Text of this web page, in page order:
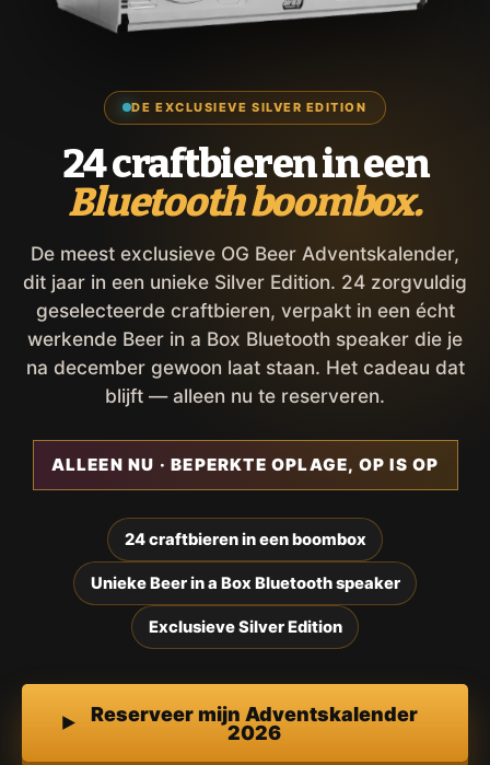
DE EXCLUSIEVE SILVER EDITION
24 craftbieren in een
Bluetooth boombox.
De meest exclusieve OG Beer Adventskalender,
dit jaar in een unieke Silver Edition. 24 zorgvuldig
geselecteerde craftbieren, verpakt in een écht
werkende Beer in a Box Bluetooth speaker die je
na december gewoon laat staan. Het cadeau dat
blijft — alleen nu te reserveren.
ALLEEN NU · BEPERKTE OPLAGE, OP IS OP
24 craftbieren in een boombox
Unieke Beer in a Box Bluetooth speaker
Exclusieve Silver Edition
Reserveer mijn Adventskalender
2026